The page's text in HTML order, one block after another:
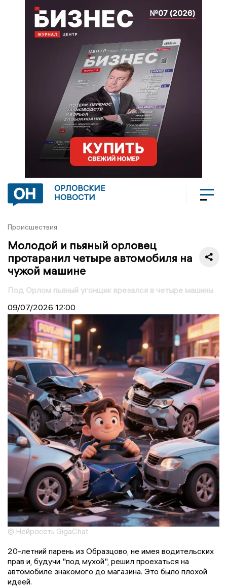
ОРЛОВСКИЕ
НОВОСТИ
Происшествия
Молодой и пьяный орловец
протаранил четыре автомобиля на
чужой машине
Под Орлом пьяный угонщик врезался в четыре машины
09/07/2026 12:00
© Нейросеть GigaChat
20-летний парень из Образцово, не имея водительских
прав и, будучи "под мухой", решил проехаться на
автомобиле знакомого до магазина. Это было плохой
идеей.